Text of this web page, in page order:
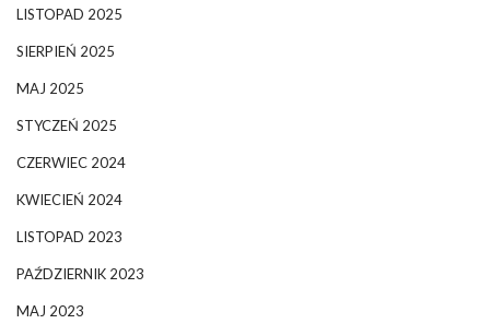
LISTOPAD 2025
SIERPIEŃ 2025
MAJ 2025
STYCZEŃ 2025
CZERWIEC 2024
KWIECIEŃ 2024
LISTOPAD 2023
PAŹDZIERNIK 2023
MAJ 2023